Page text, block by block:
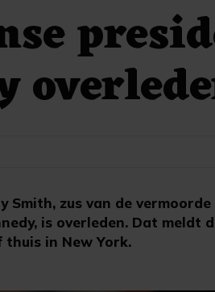
Smith, zus van de
is overleden. Dat meldt
in New York.